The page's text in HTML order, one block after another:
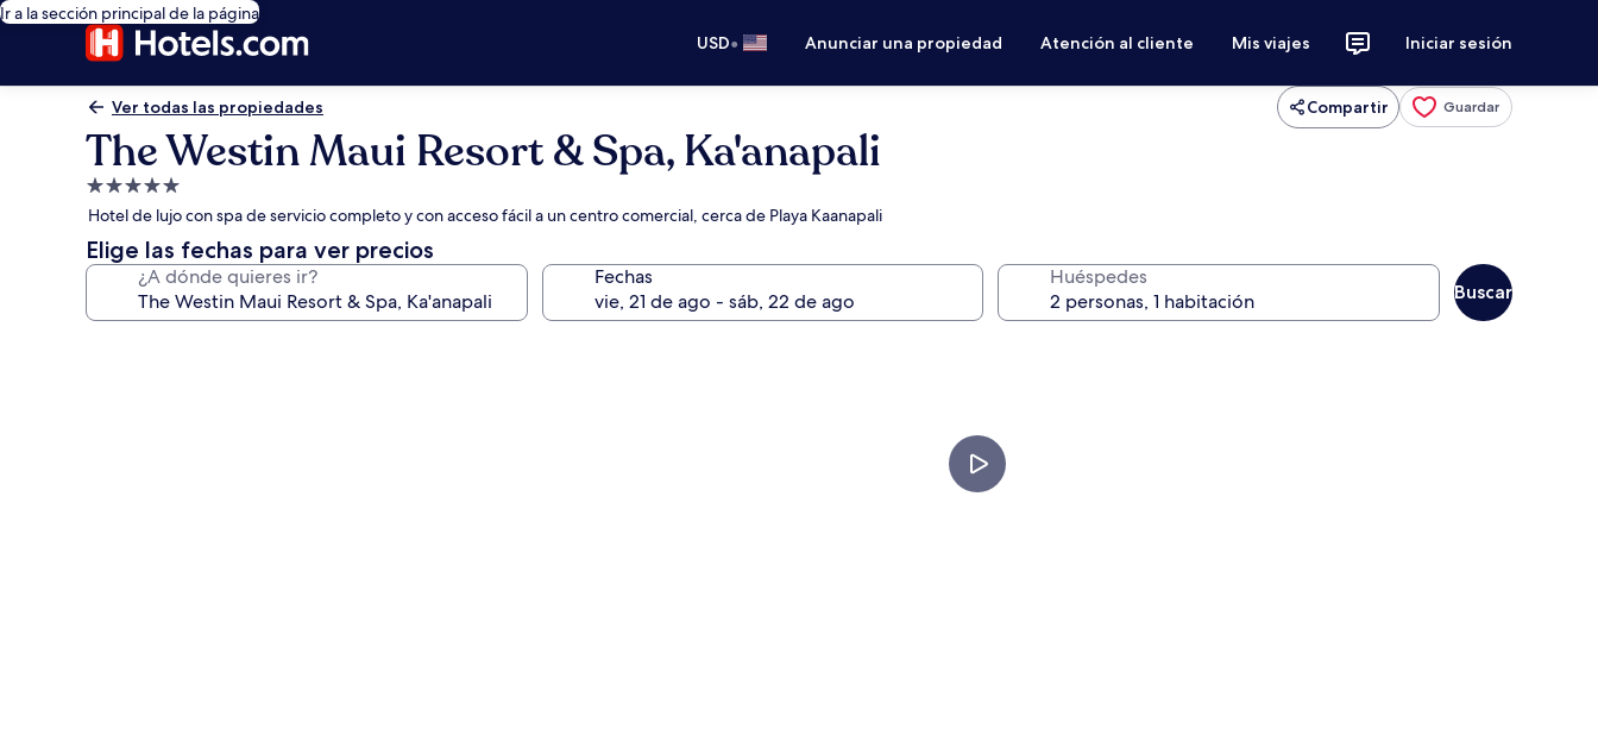
Ir a la sección principal de la página
USD• Anunciar una propiedad Atención al cliente Mis viajes Iniciar sesión
Ver todas las propiedades Compartir Guardar
The Westin Maui Resort & Spa, Ka'anapali
Propiedad
de
5.0
estrellas
Hotel de lujo con spa de servicio completo y con acceso fácil a un centro comercial, cerca de Playa Kaanapali
Elige las fechas para ver precios
¿A dónde quieres ir? Fechas Huéspedes
Buscar